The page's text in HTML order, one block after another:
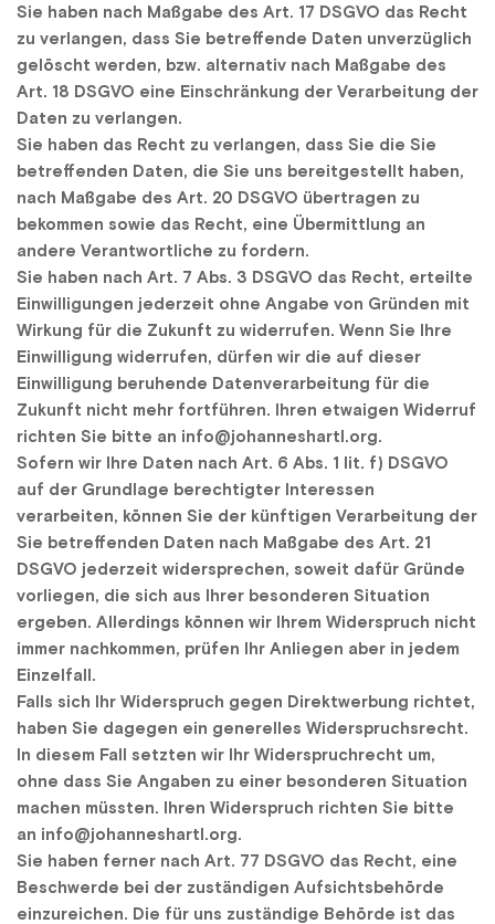
Sie haben nach Maßgabe des Art. 17 DSGVO das Recht
zu verlangen, dass Sie betreffende Daten unverzüglich
gelöscht werden, bzw. alternativ nach Maßgabe des
Art. 18 DSGVO eine Einschränkung der Verarbeitung der
Daten zu verlangen.
Sie haben das Recht zu verlangen, dass Sie die Sie
betreffenden Daten, die Sie uns bereitgestellt haben,
nach Maßgabe des Art. 20 DSGVO übertragen zu
bekommen sowie das Recht, eine Übermittlung an
andere Verantwortliche zu fordern.
Sie haben nach Art. 7 Abs. 3 DSGVO das Recht, erteilte
Einwilligungen jederzeit ohne Angabe von Gründen mit
Wirkung für die Zukunft zu widerrufen. Wenn Sie Ihre
Einwilligung widerrufen, dürfen wir die auf dieser
Einwilligung beruhende Datenverarbeitung für die
Zukunft nicht mehr fortführen. Ihren etwaigen Widerruf
richten Sie bitte an info@johanneshartl.org.
Sofern wir Ihre Daten nach Art. 6 Abs. 1 lit. f) DSGVO
auf der Grundlage berechtigter Interessen
verarbeiten, können Sie der künftigen Verarbeitung der
Sie betreffenden Daten nach Maßgabe des Art. 21
DSGVO jederzeit widersprechen, soweit dafür Gründe
vorliegen, die sich aus Ihrer besonderen Situation
ergeben. Allerdings können wir Ihrem Widerspruch nicht
immer nachkommen, prüfen Ihr Anliegen aber in jedem
Einzelfall.
Falls sich Ihr Widerspruch gegen Direktwerbung richtet,
haben Sie dagegen ein generelles Widerspruchsrecht.
In diesem Fall setzten wir Ihr Widerspruchrecht um,
ohne dass Sie Angaben zu einer besonderen Situation
machen müssten. Ihren Widerspruch richten Sie bitte
an info@johanneshartl.org.
Sie haben ferner nach Art. 77 DSGVO das Recht, eine
Beschwerde bei der zuständigen Aufsichtsbehörde
einzureichen. Die für uns zuständige Behörde ist das